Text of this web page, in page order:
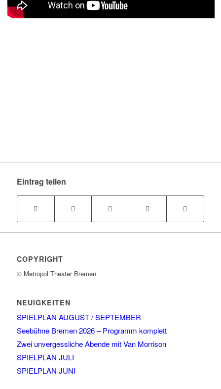
Eintrag teilen
COPYRIGHT
© Metropol Theater Bremen
NEUIGKEITEN
SPIELPLAN AUGUST / SEPTEMBER
Seebühne Bremen 2026 – Programm komplett
Zwei unvergessliche Abende mit Van Morrison
SPIELPLAN JULI
SPIELPLAN JUNI